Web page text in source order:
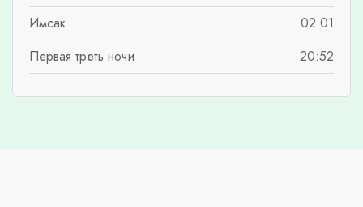
Имсак
02:01
Первая треть ночи
20:52